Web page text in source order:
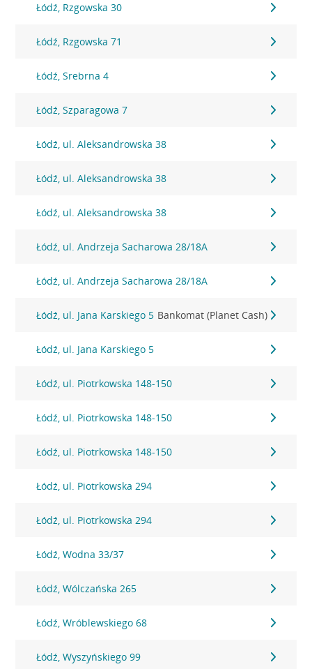
Łódź, Rzgowska 30
Łódź, Rzgowska 71
Łódź, Srebrna 4
Łódź, Szparagowa 7
Łódź, ul. Aleksandrowska 38
Łódź, ul. Aleksandrowska 38
Łódź, ul. Aleksandrowska 38
Łódź, ul. Andrzeja Sacharowa 28/18A
Łódź, ul. Andrzeja Sacharowa 28/18A
Łódź, ul. Jana Karskiego 5 Bankomat (Planet Cash)
Łódź, ul. Jana Karskiego 5
Łódź, ul. Piotrkowska 148-150
Łódź, ul. Piotrkowska 148-150
Łódź, ul. Piotrkowska 148-150
Łódź, ul. Piotrkowska 294
Łódź, ul. Piotrkowska 294
Łódź, Wodna 33/37
Łódź, Wólczańska 265
Łódź, Wróblewskiego 68
Łódź, Wyszyńskiego 99